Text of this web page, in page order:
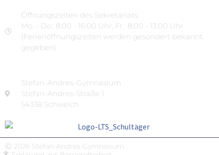
Öffnungszeiten des Sekretariats:
Mo. - Do.: 8:00 - 16:00 Uhr, Fr.: 8:00 - 13:00 Uhr
(Ferienöffnungszeiten werden gesondert bekannt
gegeben)
Stefan-Andres-Gymnasium
Stefan-Andres-Straße 1
54338 Schweich
Ⓒ 2026 Stefan-Andres-Gymnasium